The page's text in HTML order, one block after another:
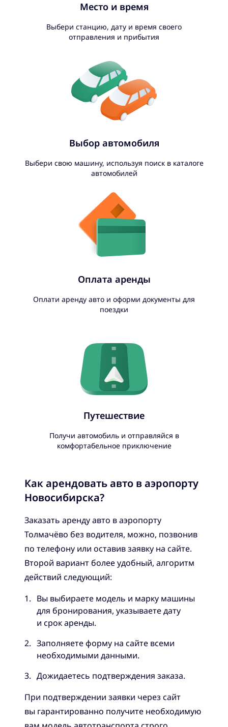
Место и время
Выбери станцию, дату и время своего
отправления и прибытия
Выбор автомобиля
Выбери свою машину, используя поиск в каталоге
автомобилей
Оплата аренды
Оплати аренду авто и оформи документы для
поездки
Путешествие
Получи автомобиль и отправляйся в
комфортабельное приключение
Как арендовать авто в аэропорту
Новосибирска?
Заказать аренду авто в аэропорту
Толмачёво без водителя, можно, позвонив
по телефону или оставив заявку на сайте.
Второй вариант более удобный, алгоритм
действий следующий:
Вы выбираете модель и марку машины
для бронирования, указываете дату
и срок аренды.
Заполняете форму на сайте всеми
необходимыми данными.
Дожидаетесь подтверждения заказа.
При подтверждении заявки через сайт
вы гарантированно получите необходимую